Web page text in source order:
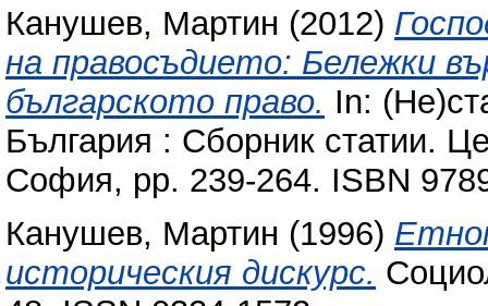
Канушев, Мартин (2012)
на правосъдието: Бележки
българското право. In:
България : Сборник статии.
София, pp. 239-264. ISBN
Канушев, Мартин (1996)
историческия дискурс.